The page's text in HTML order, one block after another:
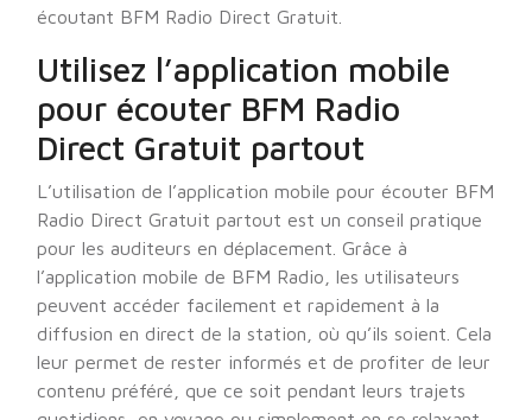
écoutant BFM Radio Direct Gratuit.
Utilisez l’application mobile
pour écouter BFM Radio
Direct Gratuit partout
L’utilisation de l’application mobile pour écouter BFM
Radio Direct Gratuit partout est un conseil pratique
pour les auditeurs en déplacement. Grâce à
l’application mobile de BFM Radio, les utilisateurs
peuvent accéder facilement et rapidement à la
diffusion en direct de la station, où qu’ils soient. Cela
leur permet de rester informés et de profiter de leur
contenu préféré, que ce soit pendant leurs trajets